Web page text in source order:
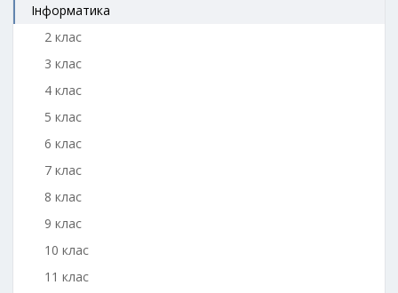
Інформатика
2 клас
3 клас
4 клас
5 клас
6 клас
7 клас
8 клас
9 клас
10 клас
11 клас